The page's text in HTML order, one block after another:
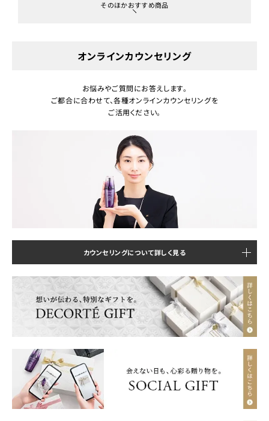
そのほかおすすめ商品
オンラインカウンセリング
お悩みやご質問にお答えします。
ご都合に合わせて、各種オンラインカウンセリングを
ご活用ください。
カウンセリングについて詳しく見る